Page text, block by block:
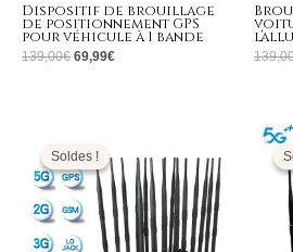
Dispositif de brouillage
de positionnement GPS
pour véhicule à 1 bande
139,00€ 69,99€
Soldes !
Soldes !
initial
était :
1.399,00€.
est :
669,99€.